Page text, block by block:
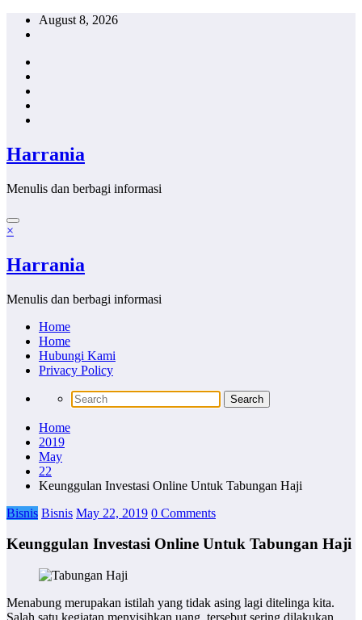
Skip
August 8, 2026
Harrania
Menulis dan berbagi informasi
×
Harrania
Menulis dan berbagi informasi
Home
Home
Hubungi Kami
Privacy Policy
Home
2019
May
22
Keunggulan Investasi Online Untuk Tabungan Haji
Bisnis Bisnis May 22, 2019 0 Comments
Keunggulan Investasi Online Untuk Tabungan Haji
Menabung merupakan istilah yang tidak asing lagi ditelinga kita.
Salah satu kegiatan menyisihkan uang tersebut sering dilakukan